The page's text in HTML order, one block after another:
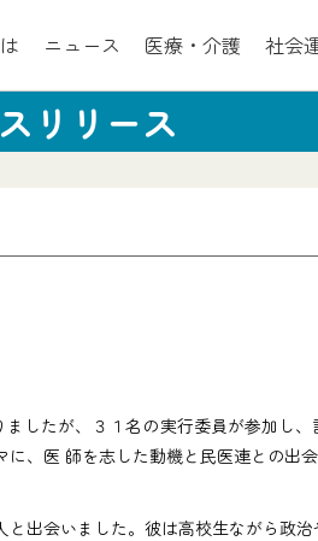
ニュース 医療・介護 社会
リリース
したが、３１名の実行委員が参加し
、医 師を志した動機と民医連との出
出会いました。彼は高校生ながら政